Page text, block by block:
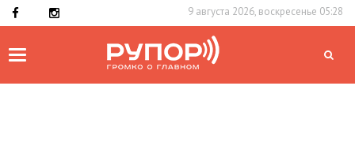
9 августа 2026, воскресенье 05:28
Toggle